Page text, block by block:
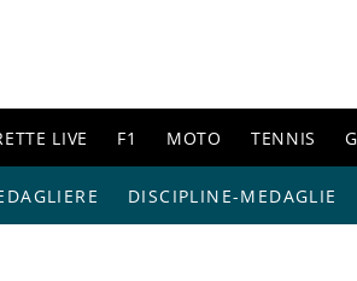
LIVE F1 MOTO TENNIS
DISCIPLINE-MEDAGLIE